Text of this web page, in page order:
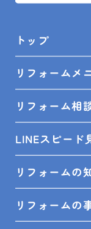
トップ
リフォームメ
リフォーム相
LINEスピード
リフォームの
リフォームの
SHOP INFO
木更津店 〒
館山店 〒
鴨川店 〒